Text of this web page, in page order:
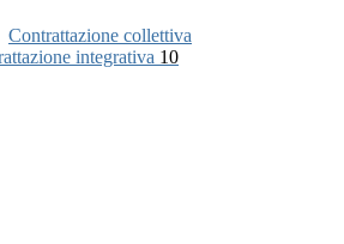
Contrattazione collettiva
integrativa 10